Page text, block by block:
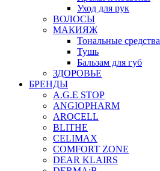
Уход для рук
ВОЛОСЫ
МАКИЯЖ
Тональные средства
Тушь
Бальзам для губ
ЗДОРОВЬЕ
БРЕНДЫ
A.G.E STOP
ANGIOPHARM
AROCELL
BLITHE
CELIMAX
COMFORT ZONE
DEAR KLAIRS